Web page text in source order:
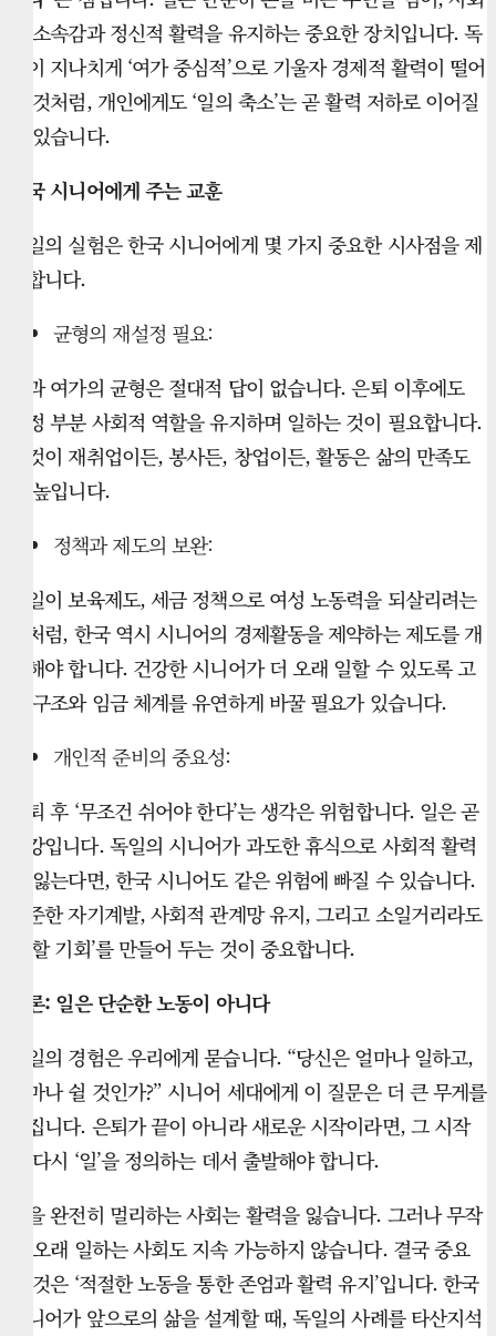
적 소속감과 정신적 활력을 유지하는 중요한 장치입니다. 독
일이 지나치게 ‘여가 중심적’으로 기울자 경제적 활력이 떨어
진 것처럼, 개인에게도 ‘일의 축소’는 곧 활력 저하로 이어질
수 있습니다.
한국 시니어에게 주는 교훈
독일의 실험은 한국 시니어에게 몇 가지 중요한 시사점을 제
공합니다.
균형의 재설정 필요:
일과 여가의 균형은 절대적 답이 없습니다. 은퇴 이후에도
일정 부분 사회적 역할을 유지하며 일하는 것이 필요합니다.
그것이 재취업이든, 봉사든, 창업이든, 활동은 삶의 만족도
를 높입니다.
정책과 제도의 보완:
독일이 보육제도, 세금 정책으로 여성 노동력을 되살리려는
것처럼, 한국 역시 시니어의 경제활동을 제약하는 제도를 개
선해야 합니다. 건강한 시니어가 더 오래 일할 수 있도록 고
용 구조와 임금 체계를 유연하게 바꿀 필요가 있습니다.
개인적 준비의 중요성:
은퇴 후 ‘무조건 쉬어야 한다’는 생각은 위험합니다. 일은 곧
건강입니다. 독일의 시니어가 과도한 휴식으로 사회적 활력
을 잃는다면, 한국 시니어도 같은 위험에 빠질 수 있습니다.
꾸준한 자기계발, 사회적 관계망 유지, 그리고 소일거리라도
‘일할 기회’를 만들어 두는 것이 중요합니다.
결론: 일은 단순한 노동이 아니다
독일의 경험은 우리에게 묻습니다. “당신은 얼마나 일하고,
얼마나 쉴 것인가?” 시니어 세대에게 이 질문은 더 큰 무게를
가집니다. 은퇴가 끝이 아니라 새로운 시작이라면, 그 시작
은 다시 ‘일’을 정의하는 데서 출발해야 합니다.
일을 완전히 멀리하는 사회는 활력을 잃습니다. 그러나 무작
정 오래 일하는 사회도 지속 가능하지 않습니다. 결국 중요
한 것은 ‘적절한 노동을 통한 존엄과 활력 유지’입니다. 한국
시니어가 앞으로의 삶을 설계할 때, 독일의 사례를 타산지석